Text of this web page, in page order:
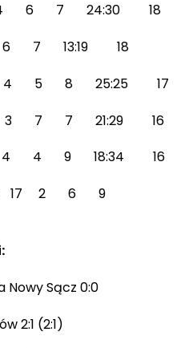
4 6 7 24:30 18
6 7 13:19 18
17 4 5 8 25:25 17
17 3 7 7 21:29 16
17 4 4 9 18:34 16
17 2 6 9
Nowy Sącz 0:0
2:1 (2:1)